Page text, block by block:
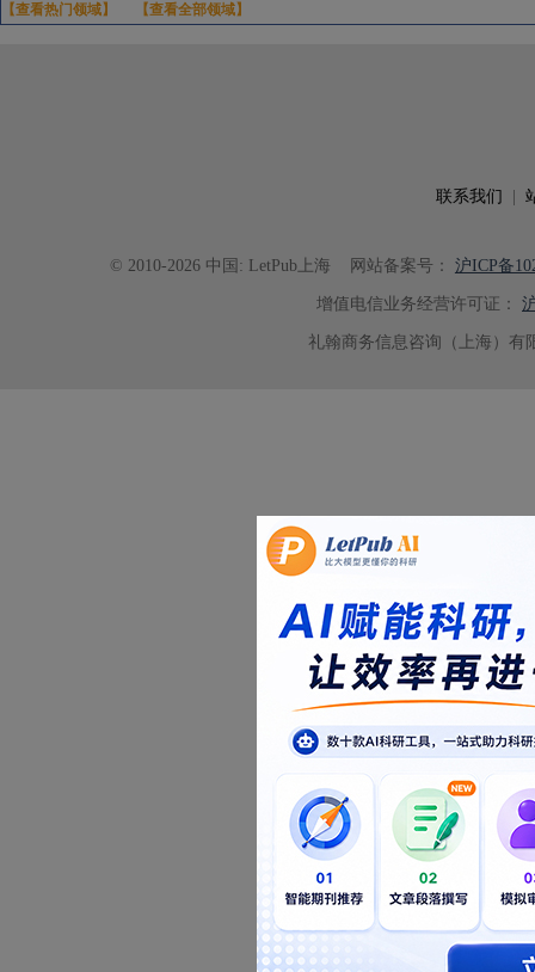
【查看热门领域】 【查看全部领域】
联系我们
© 2010-2026 中国: LetPub上海 网站备案号： 沪ICP备
增值电信业务经营许可证：
礼翰商务信息咨询（上海）